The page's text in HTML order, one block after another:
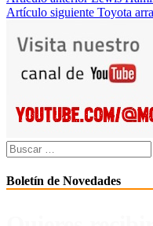
de
entradas
Artículo siguiente Toyota
Buscar:
Boletín de Novedades